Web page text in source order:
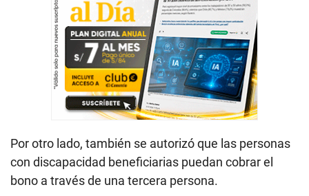
Por otro lado, también se autorizó que las personas
con discapacidad beneficiarias puedan cobrar el
bono a través de una tercera persona.